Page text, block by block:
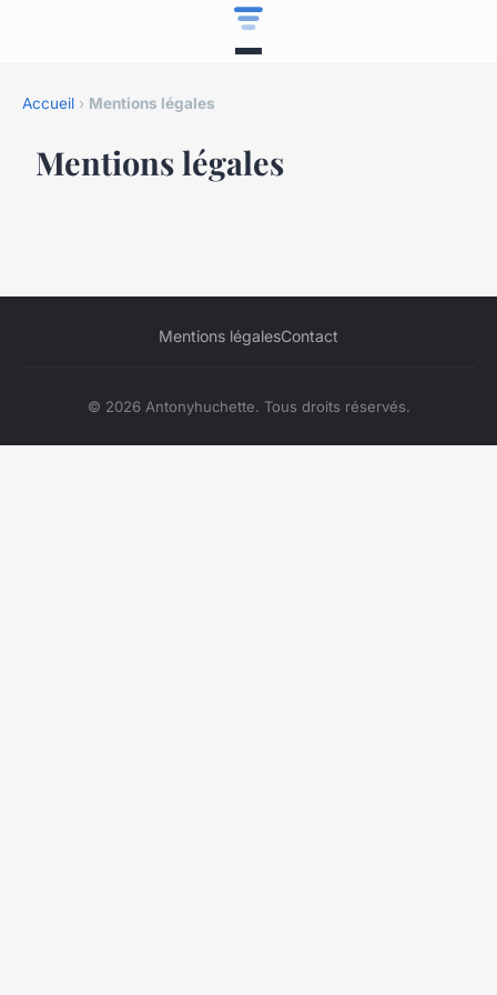
Accueil › Mentions légales
Mentions légales
Mentions légalesContact
© 2026 Antonyhuchette. Tous droits réservés.